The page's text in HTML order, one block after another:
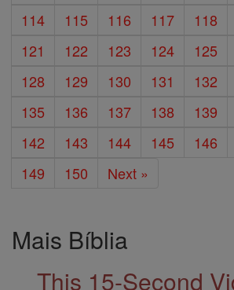
114
115 116 117 118
121
122 123 124 125
128
129 130 131 132
135
136 137 138 139
142
143 144 145 146
149
150 Next »
Mais Bíblia
This 15-Second